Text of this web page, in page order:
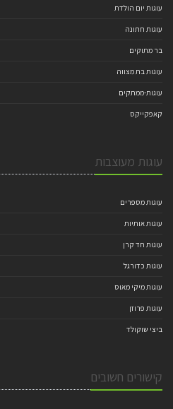
עוגות יום הולדת
עוגות חתונה
בר מתוקים
עוגות בת מצווה
עוגות-ממתקים
קאפקייקס
עוגות מעוצבות
עוגות מספרים
עוגות אותיות
עוגות חד קרן
עוגות כדורגל
עוגות מיקי מאוס
עוגות פרוזן
ביצי שוקולד
קישורים חשובים